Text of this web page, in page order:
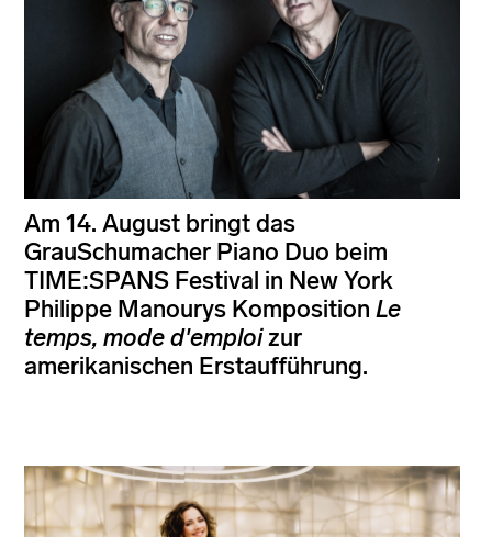
Am 14. August bringt das
GrauSchumacher Piano Duo beim
TIME:SPANS Festival in New York
Philippe Manourys Komposition Le
temps, mode d'emploizur
amerikanischen Erstaufführung.